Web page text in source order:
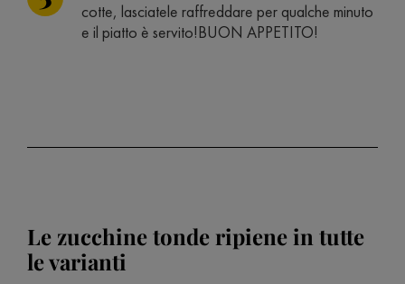
cotte, lasciatele raffreddare per qualche minuto
e il piatto è servito!BUON APPETITO!
Le zucchine tonde ripiene in tutte
le varianti